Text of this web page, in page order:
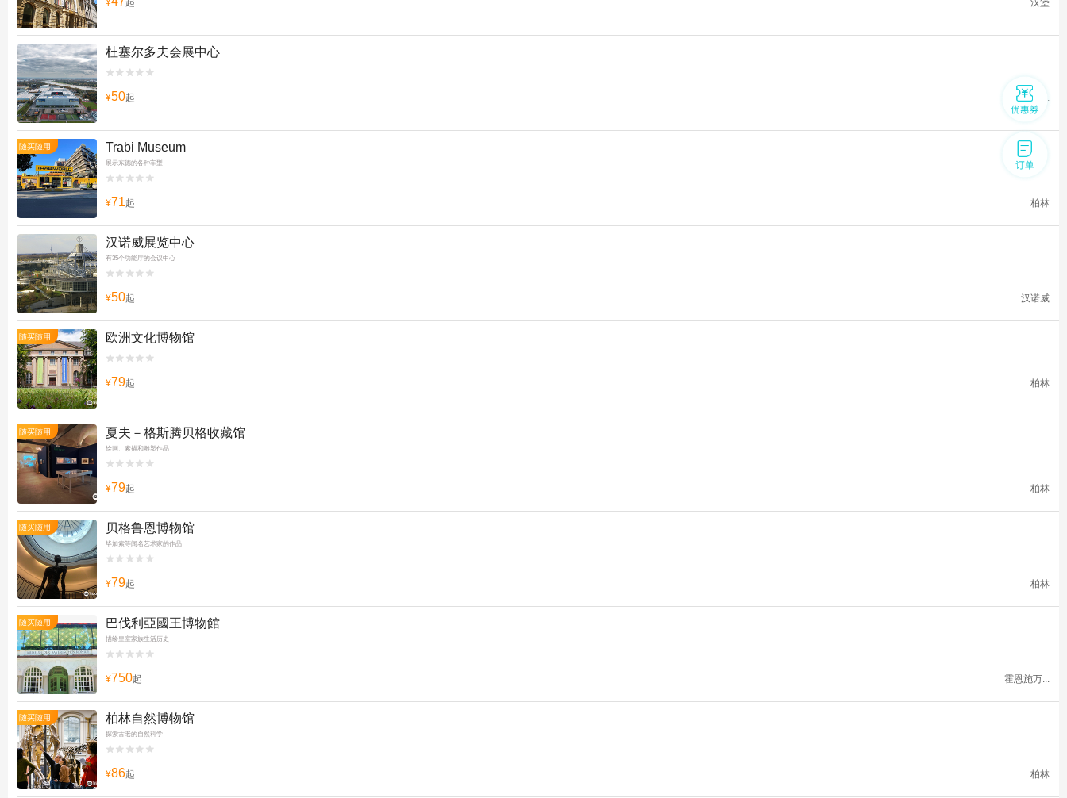
¥ 起 汉堡
杜塞尔多夫会展中心


¥50起 杜塞尔多...
随买随用 Trabi Museum
展示东德的各种车型


¥71起 柏林
汉诺威展览中心
有35个功能厅的会议中心


¥50起 汉诺威
随买随用 欧洲文化博物馆


¥79起 柏林
随买随用 夏夫－格斯腾贝格收藏馆
绘画、素描和雕塑作品


¥79起 柏林
随买随用 贝格鲁恩博物馆
毕加索等闻名艺术家的作品


¥79起 柏林
随买随用 巴伐利亞國王博物館
描绘皇室家族生活历史


¥750起 霍恩施万...
随买随用 柏林自然博物馆
探索古老的自然科学


¥86起 柏林